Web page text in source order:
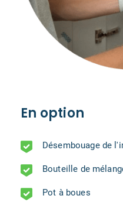
En option
Désembouage de
Bouteille de
Pot à boues